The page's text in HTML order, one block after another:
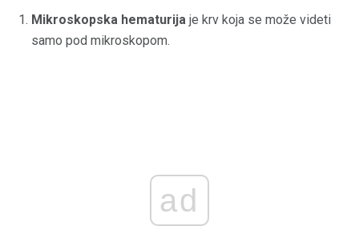
Mikroskopska hematurija je krv koja se može videti
samo pod mikroskopom.
ad